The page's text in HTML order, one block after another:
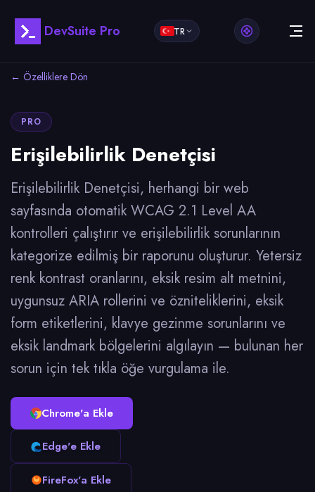
DevSuite Pro TR
← Özelliklere Dön
PRO
Erişilebilirlik Denetçisi
Erişilebilirlik Denetçisi, herhangi bir web
sayfasında otomatik WCAG 2.1 Level AA
kontrolleri çalıştırır ve erişilebilirlik sorunlarının
kategorize edilmiş bir raporunu oluşturur. Yetersiz
renk kontrast oranlarını, eksik resim alt metnini,
uygunsuz ARIA rollerini ve özniteliklerini, eksik
form etiketlerini, klavye gezinme sorunlarını ve
eksik landmark bölgelerini algılayın — bulunan her
sorun için tek tıkla öğe vurgulama ile.
Chrome'a Ekle
Edge'e Ekle
FireFox'a Ekle